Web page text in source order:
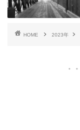
HOME 2023年